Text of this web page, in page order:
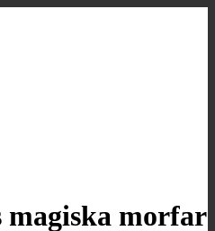
magiska morfar